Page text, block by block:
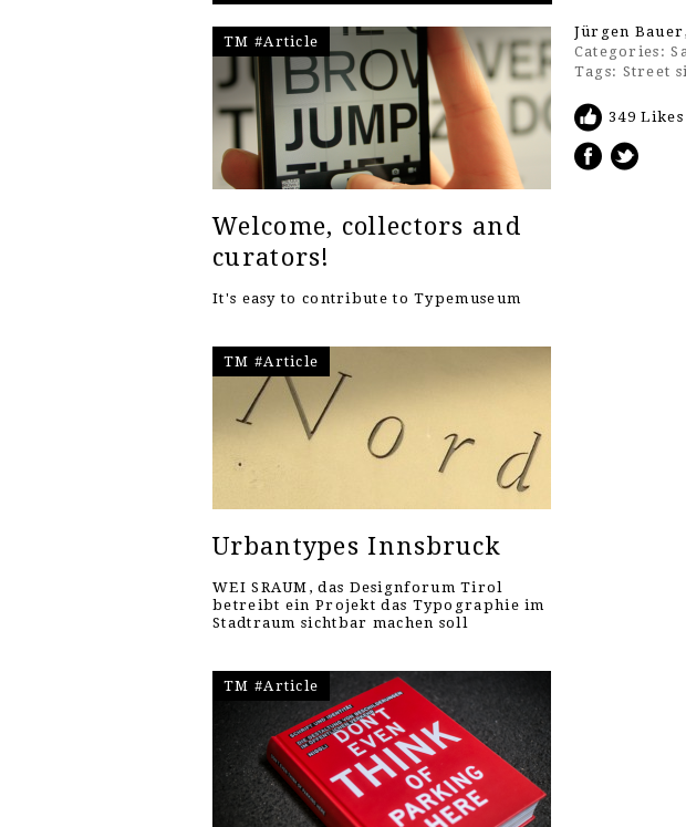
Jürgen Bauer
Categories:
Tags: Street
349 Likes
TM #Article
Welcome, collectors and
curators!
It's easy to contribute to Typemuseum
TM #Article
Urbantypes Innsbruck
WEI SRAUM, das Designforum Tirol
betreibt ein Projekt das Typographie im
Stadtraum sichtbar machen soll
TM #Article